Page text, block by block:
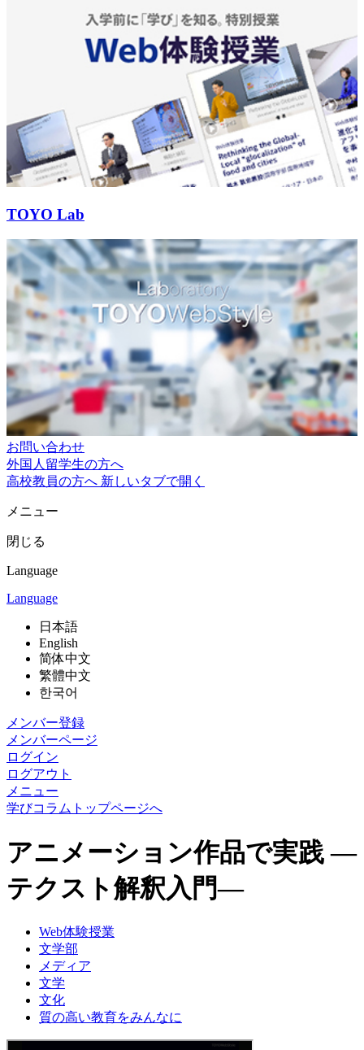
TOYO Lab
お問い合わせ
外国人留学生の方へ
高校教員の方へ 新しいタブで開く
メニュー
閉じる
Language
Language
日本語
English
简体中文
繁體中文
한국어
メンバー登録
メンバーページ
ログイン
ログアウト
メニュー
学びコラムトップページへ
アニメーション作品で実践 ―
テクスト解釈入門―
Web体験授業
文学部
メディア
文学
文化
質の高い教育をみんなに